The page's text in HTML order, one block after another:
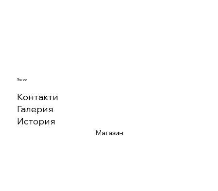
За нас
Контакти
Галерия
История
Магазин